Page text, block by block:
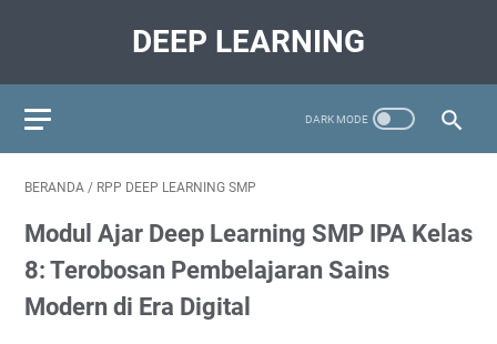
DEEP LEARNING
BERANDA / RPP DEEP LEARNING SMP
Modul Ajar Deep Learning SMP IPA Kelas
8: Terobosan Pembelajaran Sains
Modern di Era Digital